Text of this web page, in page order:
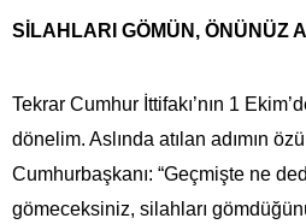
SİLAHLARI GÖMÜN, ÖNÜNÜZ
Tekrar Cumhur İttifakı’nın 1
dönelim. Aslında atılan adımın
Cumhurbaşkanı: “Geçmişte ne
gömeceksiniz, silahları